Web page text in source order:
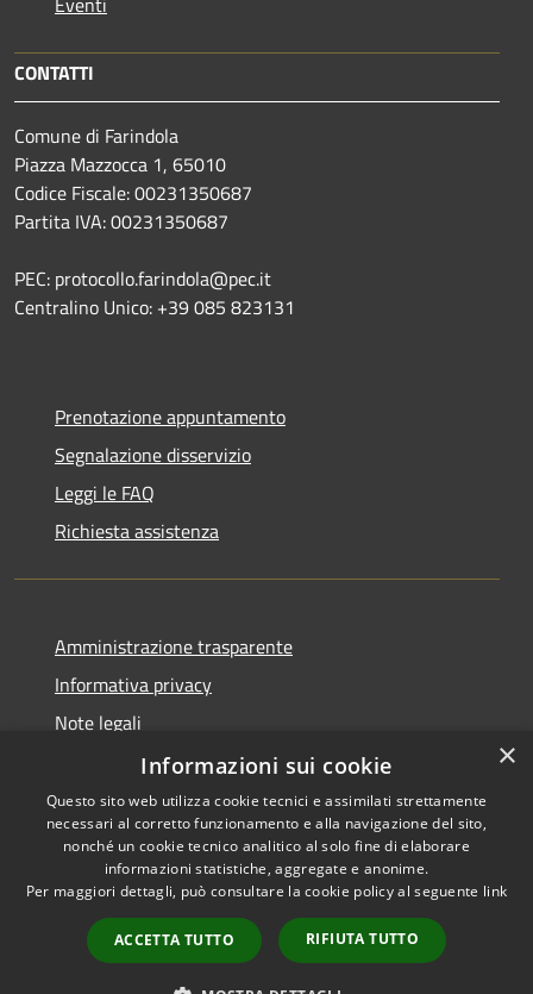
CONTATTI
Comune di Farindola
Piazza Mazzocca 1, 65010
Codice Fiscale: 00231350687
Partita IVA: 00231350687
PEC: protocollo.farindola@pec.it
Centralino Unico: +39 085 823131
Prenotazione appuntamento
Segnalazione disservizio
Leggi le FAQ
Richiesta assistenza
Amministrazione trasparente
Informativa privacy
Note legali
Dichiarazione di accessibilità
RSS
Accessibilità
Copyright © 2026 • Comune di
Farindola • Powered by
Municipium•
Accesso
redazione
×
Informazioni sui cookie
Questo sito web utilizza cookie tecnici e assimilati strettamente
necessari al corretto funzionamento e alla navigazione del sito,
nonché un cookie tecnico analitico al solo fine di elaborare
informazioni statistiche, aggregate e anonime.
Per maggiori dettagli, può consultare la cookie policy al seguente link
ACCETTA TUTTO RIFIUTA TUTTO